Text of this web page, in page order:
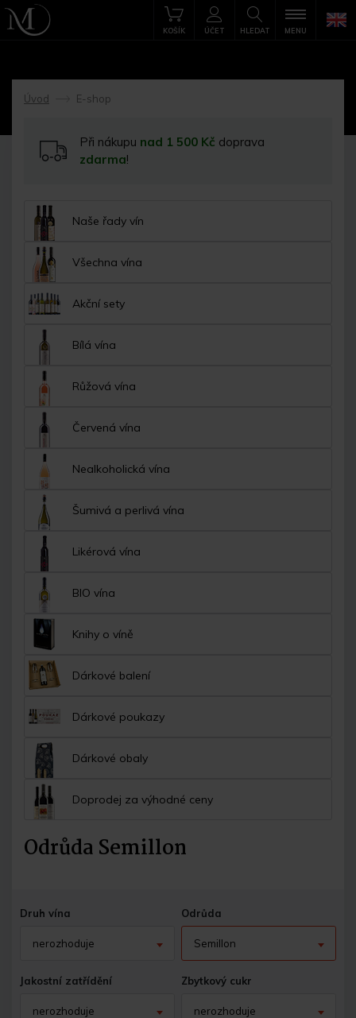
HLEDAT
KOŠÍK ÚČET MENU
Úvod
->
E-shop
Při nákupu nad 1 500 Kč doprava
zdarma!
Naše řady vín
Všechna vína
Akční sety
Bílá vína
Růžová vína
Červená vína
Nealkoholická vína
Šumivá a perlivá vína
Likérová vína
BIO vína
Knihy o víně
Dárkové balení
Dárkové poukazy
Dárkové obaly
Doprodej za výhodné ceny
Odrůda Semillon
Druh vína
nerozhoduje
Odrůda
Semillon
Jakostní zatřídění
nerozhoduje
Zbytkový cukr
nerozhoduje